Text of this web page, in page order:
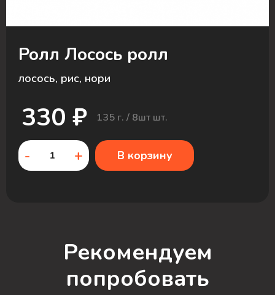
Ролл Лосось ролл
лосось, рис, нори
330 ₽ 135 г. / 8шт шт.
- + В корзину
Рекомендуем
попробовать